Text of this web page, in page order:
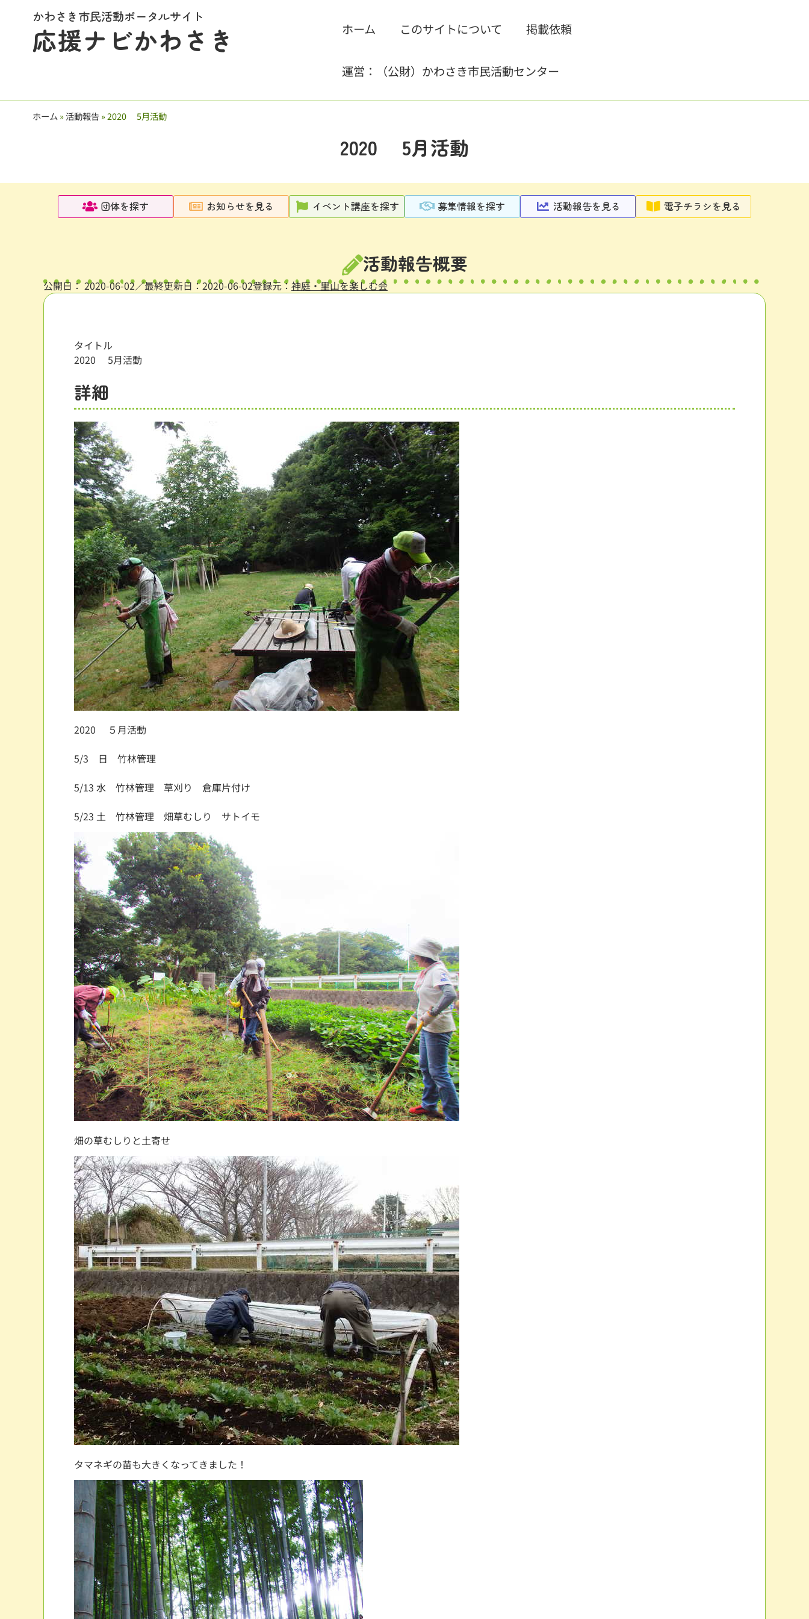
かわさき市民活動ポータルサイト
応援ナビかわさき ホーム このサイトについて 掲載依頼
運営：（公財）かわさき市民活動センター
ホーム»活動報告»2020 5月活動
2020 5月活動
団体を探す お知らせを見る イベント講座を探す 募集情報を探す 活動報告を見る 電子チラシを見る
活動報告概要
公開日： 2020-06-02／最終更新日：2020-06-02登録元：神庭・里山を楽しむ会
タイトル
2020 5月活動
詳細
2020 ５月活動
5/3 日 竹林管理
5/13 水 竹林管理 草刈り 倉庫片付け
5/23 土 竹林管理 畑草むしり サトイモ
畑の草むしりと土寄せ
タマネギの苗も大きくなってきました！